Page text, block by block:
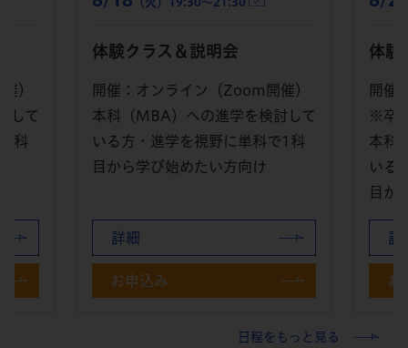
）
して
1科
体験クラス＆説明会
開催：オンライン（Zoom開催）
※卒業生スピーチあり
本科（MBA）への進学を検討して
いる方・進学を視野に単科で1科
詳細
お申込み
体験
開催
本科
いる
目か
詳
お
日程をもっと見る